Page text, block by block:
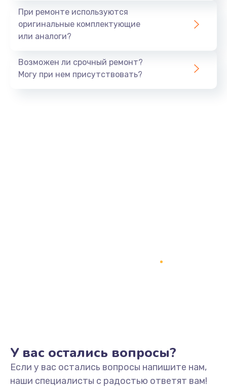
1530 руб.
Замена шлейфа матрицы
Замена процессора
1800 руб.
При ремонте используются
оригинальные комплектующие
или аналоги?
Возможен ли срочный ремонт?
Могу при нем присутствовать?
У вас остались вопросы?
Если у вас остались вопросы напишите нам,
наши специалисты с радостью ответят вам!